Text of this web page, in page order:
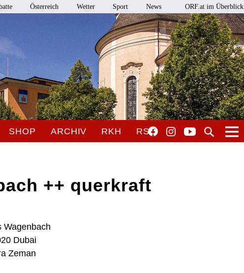
Österreich Wetter Sport News ORF.at im Überblick
SHOP ARCHIV RKH RSO
++ querkraft
Wagenbach
Dubai
Zeman